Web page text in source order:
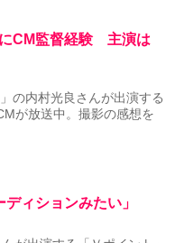
CM監督経験 主演は
の内村光良さんが出演する
が放送中。撮影の感想を
ィションみたい」